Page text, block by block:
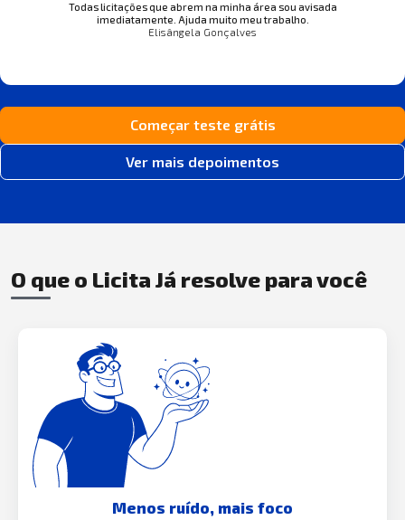
Todas licitações que abrem na minha área sou avisada
imediatamente. Ajuda muito meu trabalho.
Elisângela Gonçalves
Começar teste grátis
Ver mais depoimentos
O que o Licita Já resolve para você
Menos ruído, mais foco